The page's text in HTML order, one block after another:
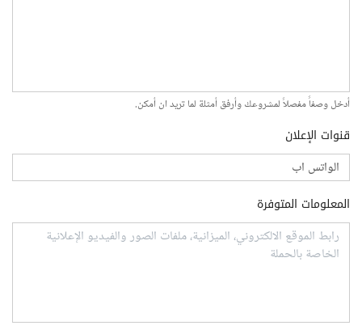
أدخل وصفاً مفصلاً لمشروعك وأرفق أمثلة لما تريد ان أمكن.
قنوات الإعلان
المعلومات المتوفرة